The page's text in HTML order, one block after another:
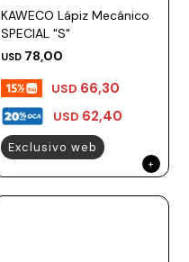
KAWECO Lápiz Mecánico
SPECIAL "S"
USD 78,00
USD 62,40
USD 66,30
Exclusivo web